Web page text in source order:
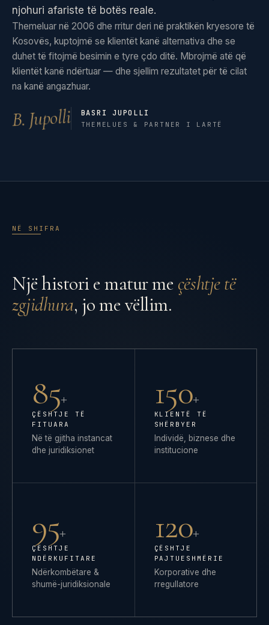
njohuri afariste të botës reale.
Themeluar në 2006 dhe rritur deri në praktikën kryesore të
Kosovës, kuptojmë se klientët kanë alternativa dhe se
duhet të fitojmë besimin e tyre çdo ditë. Mbrojmë atë që
klientët kanë ndërtuar — dhe sjellim rezultatet për të cilat
na kanë angazhuar.
B. Jupolli BASRI JUPOLLI
THEMELUES & PARTNER I LARTË
NË SHIFRA
Një histori e matur me çështje të
zgjidhura, jo me vëllim.
85+
ÇËSHTJE TË
FITUARA
Në të gjitha instancat
dhe juridiksionet
150+
KLIENTË TË
SHËRBYER
Individë, biznese dhe
institucione
95+
ÇËSHTJE
NDËRKUFITARE
Ndërkombëtare &
shumë-juridiksionale
120+
ÇËSHTJE
PAJTUESHMËRIE
Korporative dhe
rregullatore